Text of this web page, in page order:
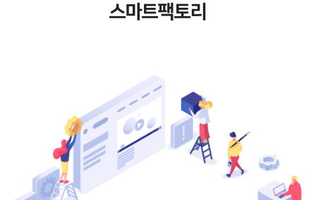
스마트팩토리